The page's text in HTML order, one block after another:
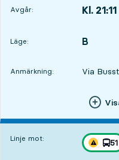
Avgår: Kl. 21:11
Läge:
LÄGE, B
,
Anmärkning: Via
Linje mot: 51
mot
,